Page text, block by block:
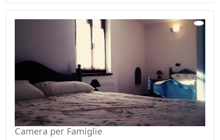
Camino
Divano
Tavolo da pranzo
Vista Montagna
Vista giardino
Camera per Famiglie